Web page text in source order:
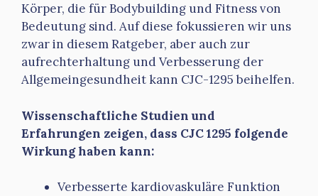
Körper, die für Bodybuilding und Fitness von
Bedeutung sind. Auf diese fokussieren wir uns
zwar in diesem Ratgeber, aber auch zur
aufrechterhaltung und Verbesserung der
Allgemeingesundheit kann CJC-1295 beihelfen.
Wissenschaftliche Studien und
Erfahrungen zeigen, dass CJC 1295 folgende
Wirkung haben kann:
Verbesserte kardiovaskuläre Funktion